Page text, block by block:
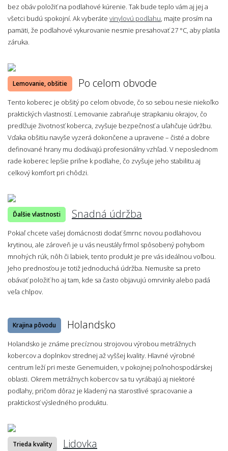
bez obáv položiť na podlahové kúrenie. Tak bude teplo vám aj jej a
všetci budú spokojní. Ak vyberáte vinylovú podlahu, majte prosím na
pamäti, že podlahové vykurovanie nesmie presahovať 27 °C, aby platila
záruka.
Lemovanie, obšitie Po celom obvode
Tento koberec je obšitý po celom obvode, čo so sebou nesie niekoľko
praktických vlastností. Lemovanie zabraňuje strapkaniu okrajov, čo
predlžuje životnosť koberca, zvyšuje bezpečnosť a uľahčuje údržbu.
Vďaka obšitiu navyše vyzerá dokončene a upravene – čisté a dobre
definované hrany mu dodávajú profesionálny vzhľad. V neposlednom
rade koberec lepšie priľne k podlahe, čo zvyšuje jeho stabilitu aj
celkový komfort pri chôdzi.
Ďalšie vlastnosti Snadná údržba
Pokiaľ chcete vašej domácnosti dodať šmrnc novou podlahovou
krytinou, ale zároveň je u vás neustály frmol spôsobený pohybom
mnohých rúk, nôh či labiek, tento produkt je pre vás ideálnou voľbou.
Jeho prednosťou je totiž jednoduchá údržba. Nemusíte sa preto
obávať položiť ho aj tam, kde sa často objavujú omrvinky alebo padá
veľa chlpov.
Krajina pôvodu Holandsko
Holandsko je známe precíznou strojovou výrobou metrážnych
kobercov a doplnkov strednej až vyššej kvality. Hlavné výrobné
centrum leží pri meste Genemuiden, v pokojnej poľnohospodárskej
oblasti. Okrem metrážnych kobercov sa tu vyrábajú aj niektoré
podlahy, pričom dôraz je kladený na starostlivé spracovanie a
praktickosť výsledného produktu.
Trieda kvality Lidovka